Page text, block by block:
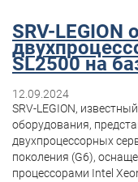
SRV-LEGION
SL2500 на
12.09.2024
SRV-LEGION,
оборудования,
двухпроцессорных
поколения (G6),
процессорами Intel